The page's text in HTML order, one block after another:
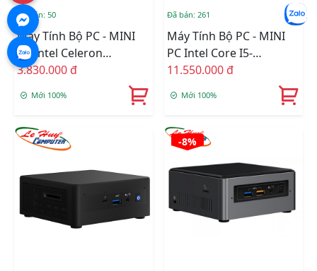
Đã bán: 50
Máy Tính Bộ PC - MINI
PC Intel Celeron
J4005/Intel UHD
Option/Ổ Cứng Option
3.830.000 đ
Mới 100%
Đã bán: 261
Máy Tính Bộ PC - MINI
PC Intel Core I5-
1135G7/Intel Iris Xe
Graphics/Ram Option/Ổ
Cứng Option/Dos
11.550.000 đ
Mới 100%
-8%